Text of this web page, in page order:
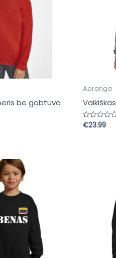
be gobtuvo
Apranga
€23.99